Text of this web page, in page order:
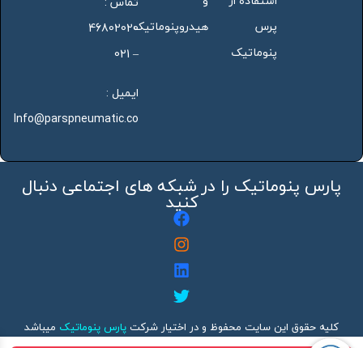
پرس
پنوماتیک
هیدروپنوماتیک46802020
– 021
ایمیل :
Info@parspneumatic.co
پارس پنوماتیک را در شبکه های اجتماعی دنبال
کنید
کلیه حقوق این سایت محفوظ و در اختیار شرکتپارس پنوماتیک میباشد